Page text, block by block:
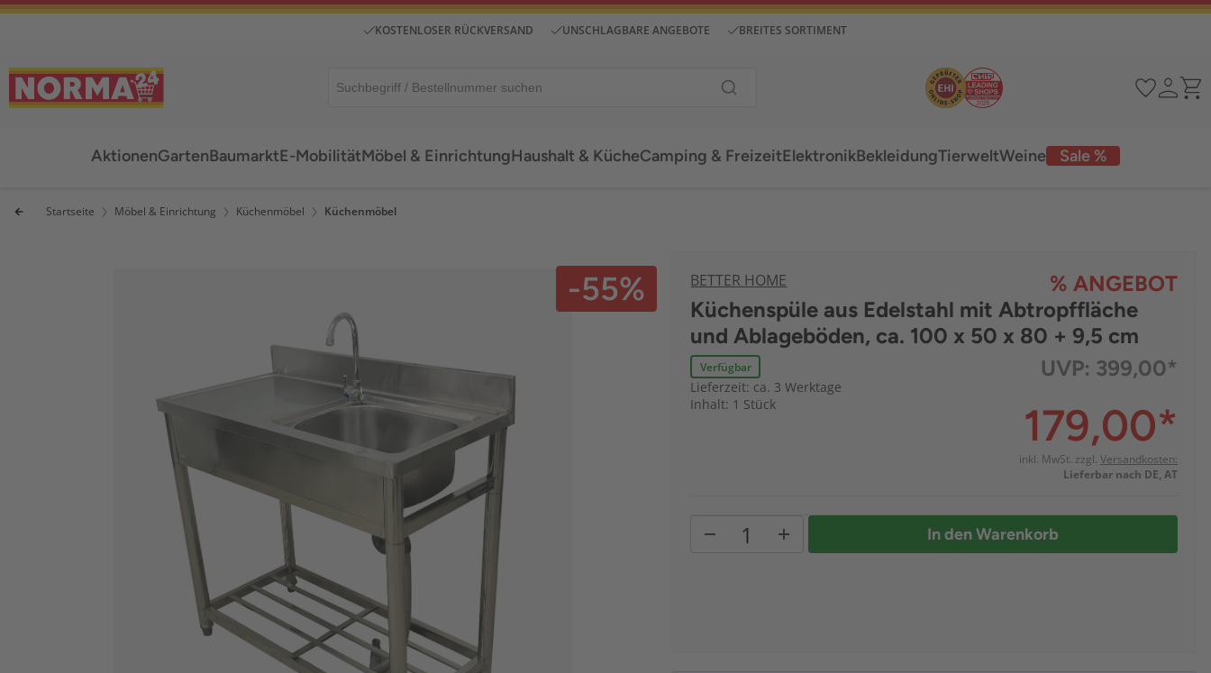
KOSTENLOSER RÜCKVERSAND UNSCHLAGBARE ANGEBOTE BREITES SORTIMENT
AktionenGartenBaumarktE-MobilitätMöbel & EinrichtungHaushalt & KücheCamping & Freizeit Sale %
ElektronikBekleidungTierweltWeine
Startseite Möbel & Einrichtung Küchenmöbel Küchenmöbel
-55% BETTER HOME
% ANGEBOT
Küchenspüle aus Edelstahl mit Abtropffläche
und Ablageböden, ca. 100 x 50 x 80 + 9,5 cm
Verfügbar
Lieferzeit: ca. 3 Werktage
Inhalt: 1 Stück
UVP: 399,00*
179,00*
inkl. MwSt. zzgl. Versandkosten:
Lieferbar nach DE, AT
In den Warenkorb